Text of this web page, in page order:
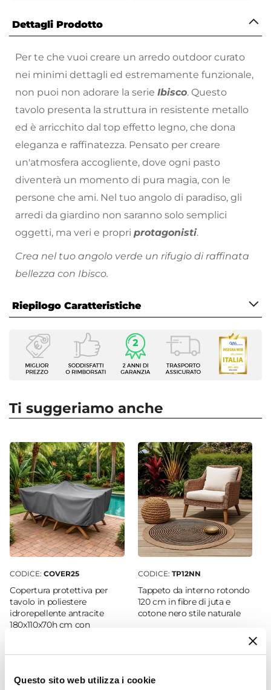
Questo sito web utilizza i cookie
Dettagli Prodotto
Per te che vuoi creare un arredo outdoor curato
nei minimi dettagli ed estremamente funzionale,
non puoi non adorare la serie Ibisco. Questo
tavolo presenta la struttura in resistente metallo
ed è arricchito dal top effetto legno, che dona
eleganza e raffinatezza. Pensato per creare
un'atmosfera accogliente, dove ogni pasto
diventerà un momento di pura magia, con le
persone che ami. Nel tuo angolo di paradiso, gli
arredi da giardino non saranno solo semplici
oggetti, ma veri e propri protagonisti.
Crea nel tuo angolo verde un rifugio di raffinata
bellezza con Ibisco.
all’esterno hanno bisogno di cure particolari.
Proteggi sempre
i tuoi arredi da esterno nei
momenti di inutilizzo, evitando l’esposizione a
pioggia, raggi solari e intemperie. Metti l’arredo al
appositi dispositivi per la cura
manutenzione come lecover protettive. Non
perché potrebbero danneggiare l’arredo. È
raccomandato, inoltre, non utilizzare prodotti
chimici aggressivi.
Riepilogo Caratteristiche
Caratteristiche
Tipologia
Tavolo fisso
Forma
Dimensioni
90 x 90 cm
Altezza
74 cm
Materiale Piano
Polywood
Colore Piano
Metallo
Colore Struttura
Antracite
Verniciatura
Ti suggeriamo anche
CODICE: COVER25
Copertura protettiva per
tavolo in poliestere
idrorepellente antracite
180x110x70h cm con
CODICE: TP12NN
Tappeto da interno rotondo
120 cm in fibre di juta e
cotone nero stile naturale